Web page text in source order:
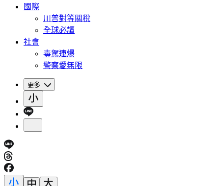
國際
川普對等關稅
全球必讀
社會
毒駕連爆
警察愛無限
更多